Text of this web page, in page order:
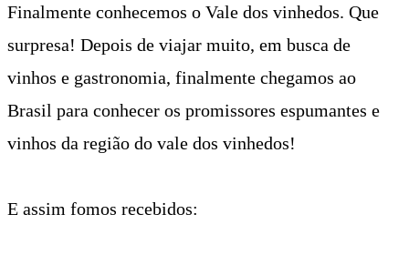
Finalmente conhecemos o Vale dos vinhedos. Que
surpresa! Depois de viajar muito, em busca de
vinhos e gastronomia, finalmente chegamos ao
Brasil para conhecer os promissores espumantes e
vinhos da região do vale dos vinhedos!
E assim fomos recebidos: